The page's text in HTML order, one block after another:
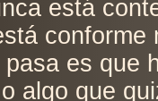
está
conforme
pasa es que
algo que